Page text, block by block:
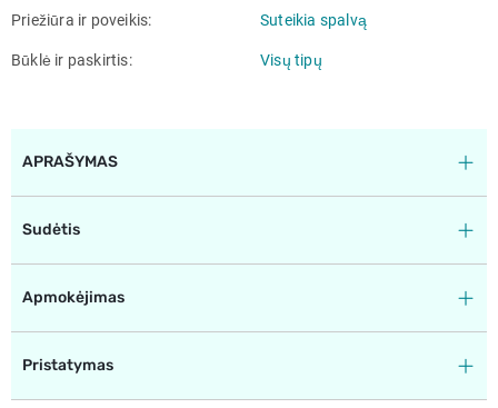
Priežiūra ir poveikis Suteikia spalvą
Būklė ir paskirtis Visų tipų
APRAŠYMAS
Sudėtis
Apmokėjimas
Pristatymas